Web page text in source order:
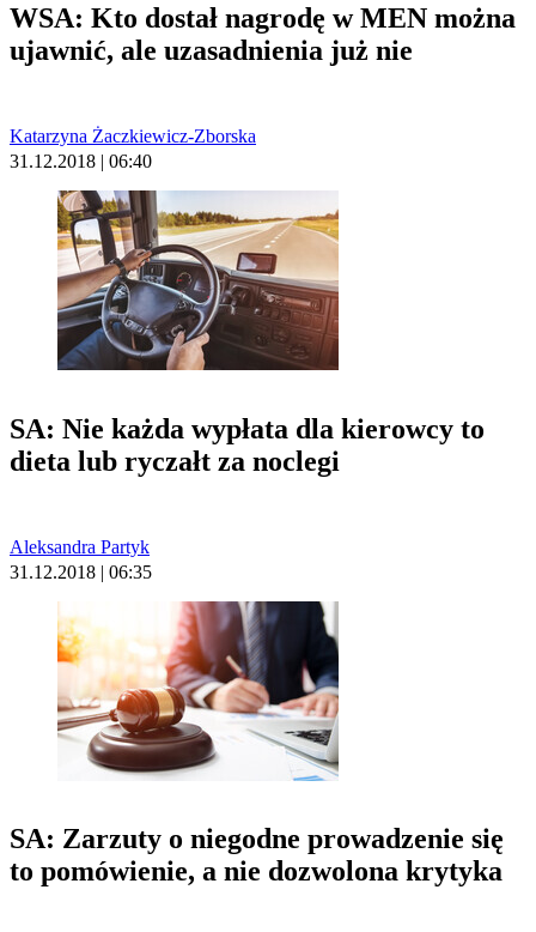
WSA: Kto dostał nagrodę w MEN można
ujawnić, ale uzasadnienia już nie
Katarzyna Żaczkiewicz-Zborska
31.12.2018 | 06:40
SA: Nie każda wypłata dla kierowcy to
dieta lub ryczałt za noclegi
Aleksandra Partyk
31.12.2018 | 06:35
SA: Zarzuty o niegodne prowadzenie się
to pomówienie, a nie dozwolona krytyka